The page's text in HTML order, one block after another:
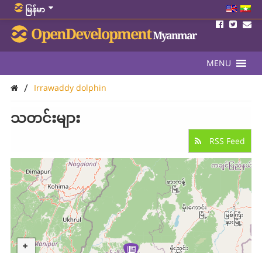
မြန်မာ
OpenDevelopmentMyanmar
MENU
/ Irrawaddy dolphin
သတင်းများ
RSS Feed